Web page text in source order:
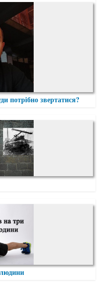
потрібно звертатися?